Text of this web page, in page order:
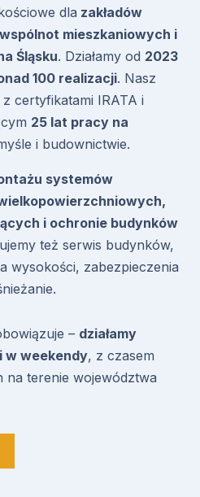
dla zakładów
mieszkaniowych i
Śląsku. Działamy od 2023
100 realizacji. Nasz
certyfikatami IRATA i
25 lat pracy na
i budownictwie.
systemów
i ochronie budynków
też serwis budynków,
wysokości, zabezpieczenia
– działamy
w weekendy, z czasem
na terenie województwa